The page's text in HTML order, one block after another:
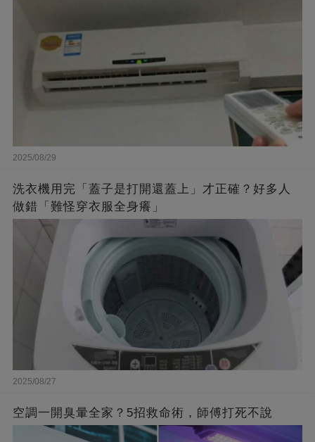
2025/08/29
洗衣機用完「蓋子是打開還蓋上」才正確？好多人
做錯「難怪穿衣服全身癢」
2025/08/27
空調一開臭暈全家？5招救命術，師傅打死不說